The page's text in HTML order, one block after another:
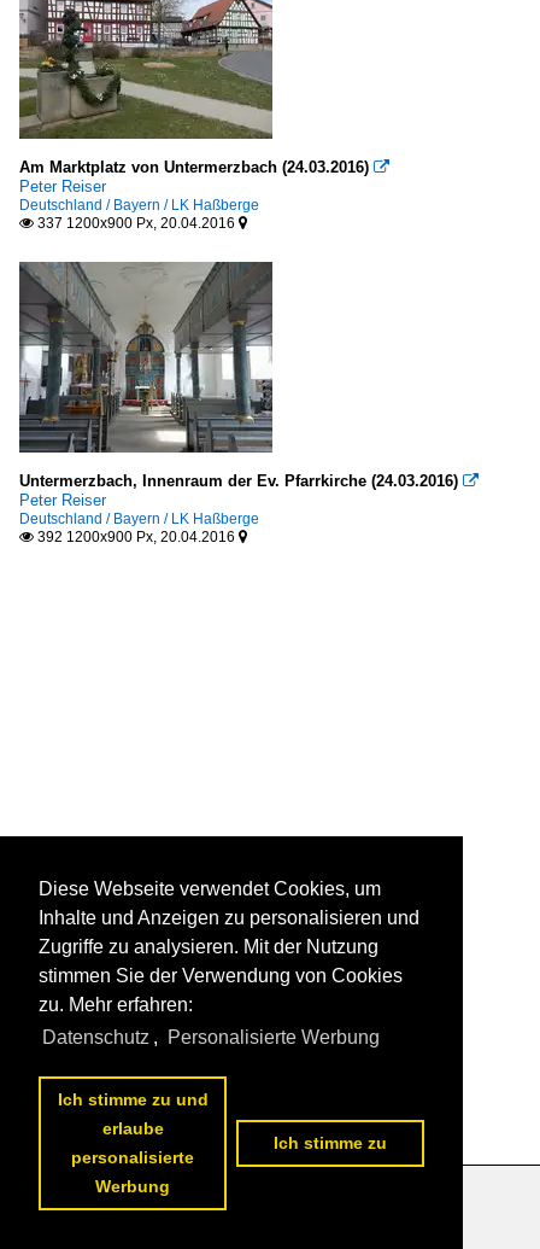
Am Marktplatz von Untermerzbach (24.03.2016) 
Peter Reiser
Deutschland / Bayern / LK Haßberge
 337 1200x900 Px, 20.04.2016 
Untermerzbach, Innenraum der Ev. Pfarrkirche (24.03.2016) 
Peter Reiser
Deutschland / Bayern / LK Haßberge
 392 1200x900 Px, 20.04.2016 
Datenschutzerklärung
Diese Webseite verwendet Cookies, um
Inhalte und Anzeigen zu personalisieren und
Zugriffe zu analysieren. Mit der Nutzung
stimmen Sie der Verwendung von Cookies
zu. Mehr erfahren:
Datenschutz , Personalisierte Werbung
Ich stimme zu und
erlaube
personalisierte
Werbung
Ich stimme zu